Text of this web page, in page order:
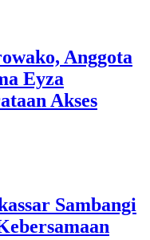
Anggota
Eyza
Akses
Sambangi